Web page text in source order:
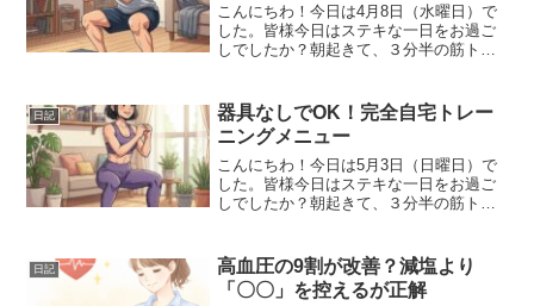
こんにちわ！今日は4月8日（水曜日）で
した。皆様今日はステキな一日をお過ご
しでしたか？朝起きて、３分半の筋トレ
ンで一時的に在庫切れのためプロテイン
はしばらくなしです）良...
日記
器具なしでOK！完全自宅トレー
ニングメニュー
こんにちわ！今日は5月3日（日曜日）で
した。皆様今日はステキな一日をお過ご
しでしたか？朝起きて、３分半の筋トレ
ンで一時的に在庫切れのためプロテイン
はしばらくなしです）良...
日記
高血圧の9割が改善？減塩より
「〇〇」を控えるが正解